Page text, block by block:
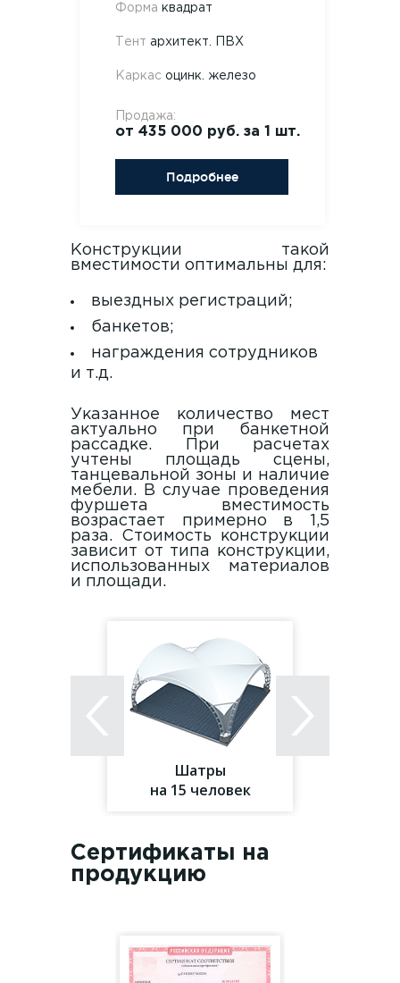
Форма квадрат
Тент архитект. ПВХ
Каркас оцинк. железо
Продажа:
от 435 000 руб. за 1 шт.
Подробнее
Конструкции такой
вместимости оптимальны для:
выездных регистраций;
банкетов;
награждения сотрудников
и т.д.
Указанное количество мест
актуально при банкетной
рассадке. При расчетах
учтены площадь сцены,
танцевальной зоны и наличие
мебели. В случае проведения
фуршета вместимость
возрастает примерно в 1,5
раза. Стоимость конструкции
зависит от типа конструкции,
использованных материалов
и площади.
Шатры
на 15 человек
Сертификаты на
продукцию